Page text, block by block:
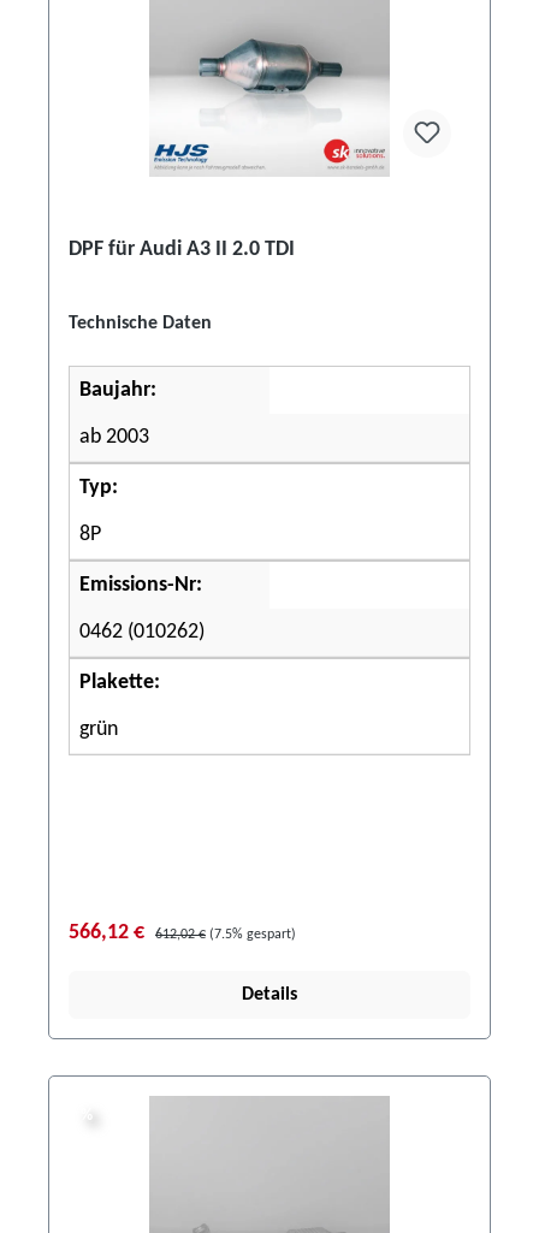
DPF für Audi A3 II 2.0 TDI
Technische Daten
Baujahr:
ab 2003
Typ:
8P
Emissions-Nr:
0462 (010262)
Plakette:
grün
566,12 € 612,02 € (7.5% gespart)
Details